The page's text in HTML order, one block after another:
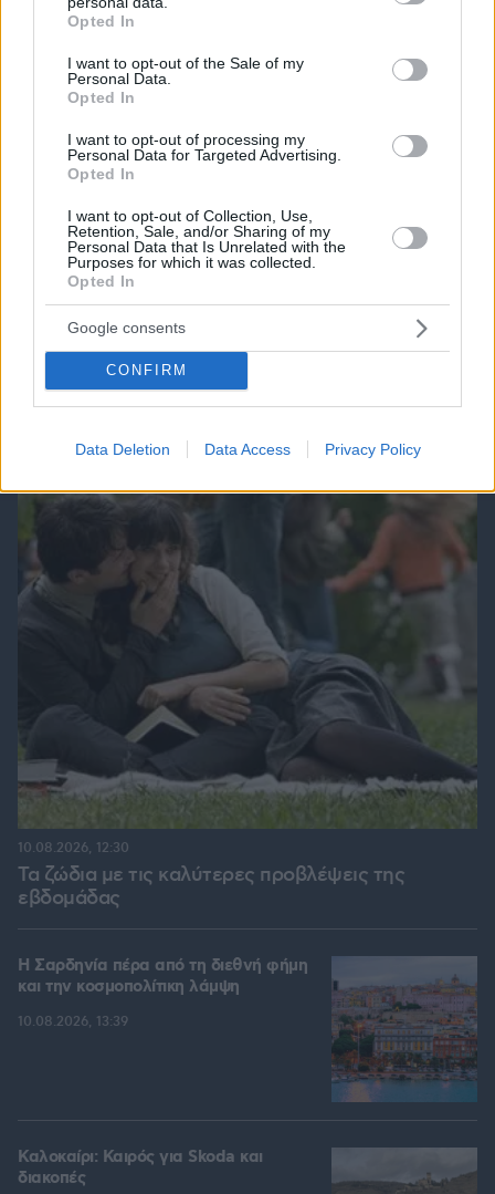
grant or deny consent to Google and its third-party tags to
use your data for below specified purposes in below Google
consent section.
Opted In
I want to opt-out of the Sale of my
Personal Data.
Opted In
I want to opt-out of processing my
Personal Data for Targeted Advertising.
Opted In
I want to opt-out of Collection, Use,
Retention, Sale, and/or Sharing of my
Personal Data that Is Unrelated with the
Purposes for which it was collected.
Opted In
Google consents
CONFIRM
Data Deletion Data Access Privacy Policy
Στο σφυρί η άγνωστη συλλογή πανάκριβων
αυτοκινήτων του Γιώργου Τράγκα
10.08.2026, 09:10
Τα ζώδια με τις καλύτερες προβλέψεις της
εβδομάδας
10.08.2026, 12:30
Η Σαρδηνία πέρα από τη διεθνή φήμη
και την κοσμοπολίτικη λάμψη
10.08.2026, 13:39
Καλοκαίρι: Καιρός για Skoda και
διακοπές